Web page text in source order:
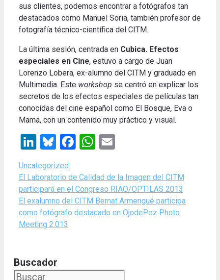
sus clientes, podemos encontrar a fotógrafos tan
destacados como Manuel Soria, también profesor de
fotografía técnico-científica del CITM.
La última sesión, centrada en Cubica. Efectos
especiales en Cine, estuvo a cargo de Juan
Lorenzo Lobera, ex-alumno del CITM y graduado en
Multimedia. Este workshop se centró en explicar los
secretos de los efectos especiales de películas tan
conocidas del cine español como El Bosque, Eva o
Mamá, con un contenido muy práctico y visual.
LinkedIn
Bluesky
Facebook
WhatsApp
Categories
Uncategorized
El Laboratorio de Calidad de la Imagen del CITM
participará en el Congreso RIAO/OPTILAS 2013
El exalumno del CITM Bernat Armengué participa
como fotógrafo destacado en OjodePez Photo
Meeting 2.013
Buscador